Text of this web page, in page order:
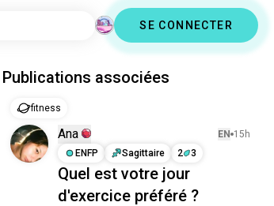
SE CONNECTER
Publications associées
fitness
Ana EN 15h
ENFP
Sagittaire 2 3
Quel est votre jour
d'exercice préféré ?